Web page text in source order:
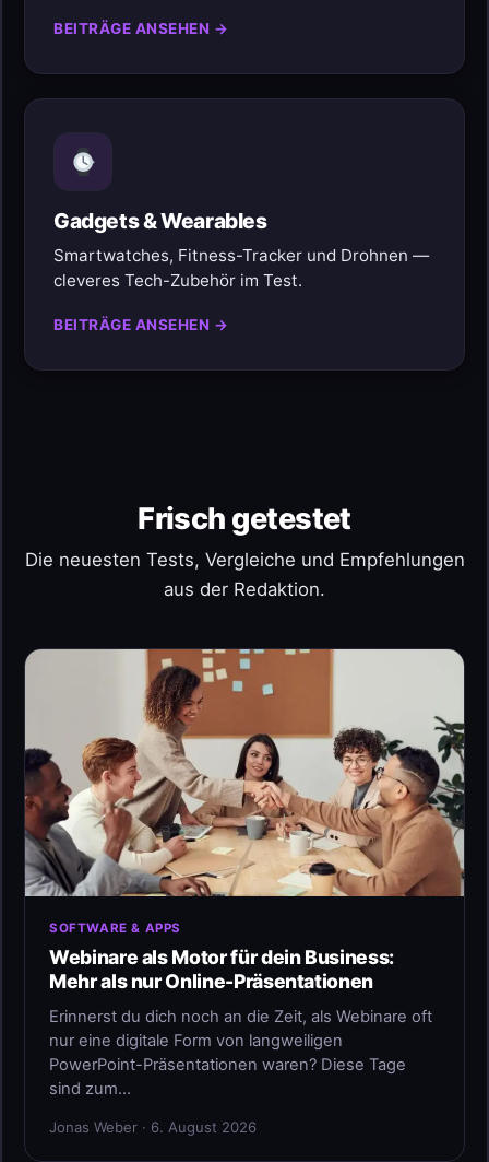
BEITRÄGE ANSEHEN →
Gadgets & Wearables
Smartwatches, Fitness-Tracker und Drohnen —
cleveres Tech-Zubehör im Test.
BEITRÄGE ANSEHEN →
Frisch getestet
Die neuesten Tests, Vergleiche und Empfehlungen
aus der Redaktion.
SOFTWARE & APPS
Webinare als Motor für dein Business:
Mehr als nur Online-Präsentationen
Erinnerst du dich noch an die Zeit, als Webinare oft
nur eine digitale Form von langweiligen
PowerPoint-Präsentationen waren? Diese Tage
sind zum…
Jonas Weber · 6. August 2026